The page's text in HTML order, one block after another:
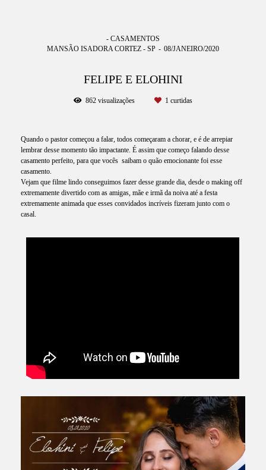
- CASAMENTOS
MANSÃO ISADORA CORTEZ - SP
08/JANEIRO/2020
FELIPE E ELOHINI
862 visualizações 1 curtidas
Quando o pastor começou a falar, todos começaram a chorar, e é de arrepiar
lembrar desse momento tão impactante. É assim que começo falando desse
casamento perfeito, para que vocês saibam o quão emocionante foi esse
casamento.
Vejam que filme lindo conseguimos fazer desse grande dia, desde o making off
extremamente divertido com as amigas, mãe e irmã da noiva até a festa
extremamente animada que esses convidados incríveis fizeram junto com o
casal.